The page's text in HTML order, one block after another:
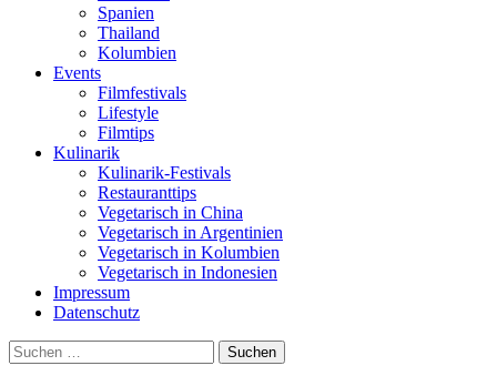
Spanien
Thailand
Kolumbien
Events
Filmfestivals
Lifestyle
Filmtips
Kulinarik
Kulinarik-Festivals
Restauranttips
Vegetarisch in China
Vegetarisch in Argentinien
Vegetarisch in Kolumbien
Vegetarisch in Indonesien
Impressum
Datenschutz
Suchen
nach: